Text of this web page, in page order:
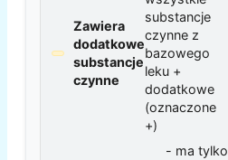
Zawiera
dodatkowe
substancje
czynne
substancje
czynne z
bazowego
leku +
dodatkowe
(oznaczone
+)
- ma tylko